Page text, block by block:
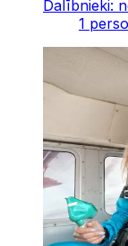
Dalībnieki:
1